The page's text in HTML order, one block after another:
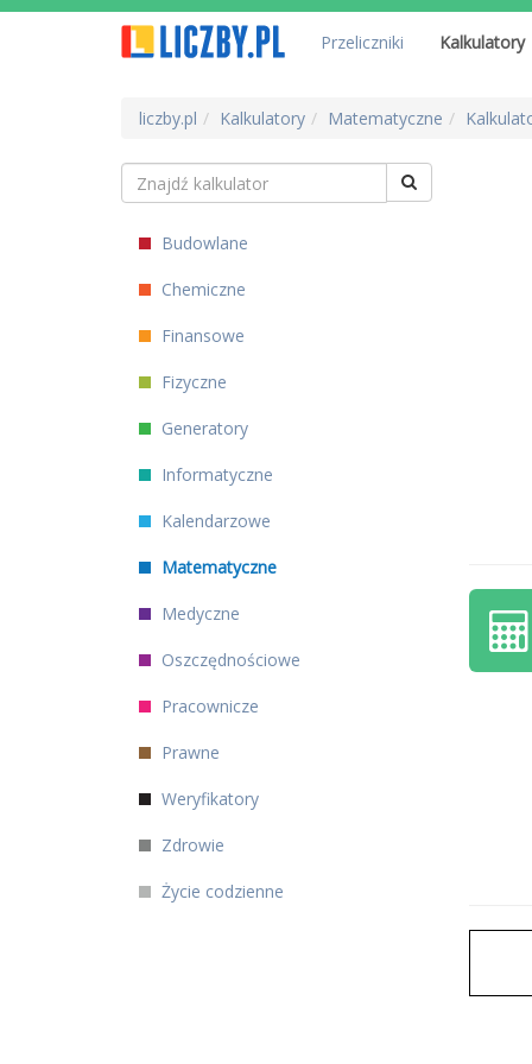
Przeliczniki Kalkulatory
liczby.pl Kalkulatory Matematyczne
Budowlane
Chemiczne
Finansowe
Fizyczne
Generatory
Informatyczne
Kalendarzowe
Matematyczne
Medyczne
Oszczędnościowe
Pracownicze
Prawne
Weryfikatory
Zdrowie
Życie codzienne